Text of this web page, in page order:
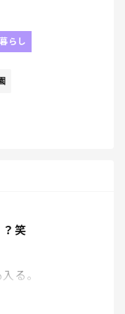
大変だと思ってな
」って、こっちが
らし
笑
る。